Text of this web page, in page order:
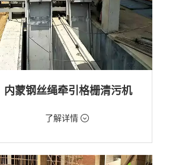
内蒙钢丝绳牵引格栅清污机
价格：2888元/台了解详情